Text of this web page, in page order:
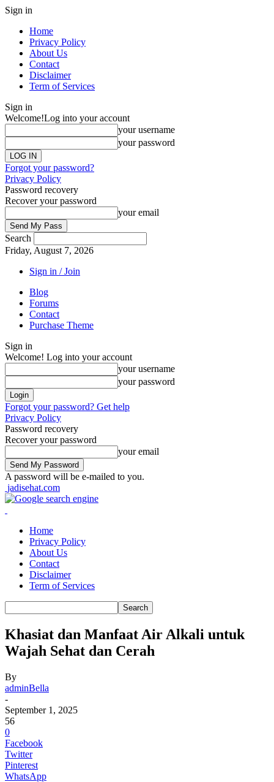
Sign in
Home
Privacy Policy
About Us
Contact
Disclaimer
Term of Services
Sign in
Welcome!Log into your account
your username
your password
Forgot your password?
Privacy Policy
Password recovery
Recover your password
your email
Search
Friday, August 7, 2026
Sign in / Join
Blog
Forums
Contact
Purchase Theme
Sign in
Welcome! Log into your account
your username
your password
Forgot your password? Get help
Privacy Policy
Password recovery
Recover your password
your email
A password will be e-mailed to you.
jadisehat.com
Home
Privacy Policy
About Us
Contact
Disclaimer
Term of Services
Khasiat dan Manfaat Air Alkali untuk
Wajah Sehat dan Cerah
By
adminBella
-
September 1, 2025
56
0
Facebook
Twitter
Pinterest
WhatsApp